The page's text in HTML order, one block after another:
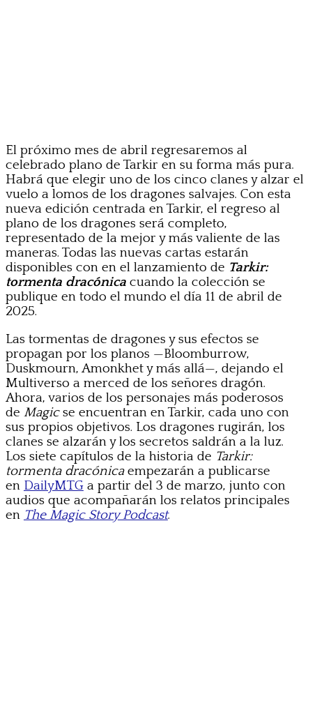
El próximo mes de abril regresaremos al
celebrado plano de Tarkir en su forma más pura.
Habrá que elegir uno de los cinco clanes y alzar el
vuelo a lomos de los dragones salvajes. Con esta
nueva edición centrada en Tarkir, el regreso al
plano de los dragones será completo,
representado de la mejor y más valiente de las
maneras. Todas las nuevas cartas estarán
disponibles con en el lanzamiento de Tarkir:
tormenta dracónica cuando la colección se
publique en todo el mundo el día 11 de abril de
2025.
Las tormentas de dragones y sus efectos se
propagan por los planos —Bloomburrow,
Duskmourn, Amonkhet y más allá—, dejando el
Multiverso a merced de los señores dragón.
Ahora, varios de los personajes más poderosos
de Magicse encuentran en Tarkir, cada uno con
sus propios objetivos. Los dragones rugirán, los
clanes se alzarán y los secretos saldrán a la luz.
Los siete capítulos de la historia de Tarkir:
tormenta dracónicaempezarán a publicarse
en DailyMTG a partir del 3 de marzo, junto con
audios que acompañarán los relatos principales
en The Magic Story Podcast.